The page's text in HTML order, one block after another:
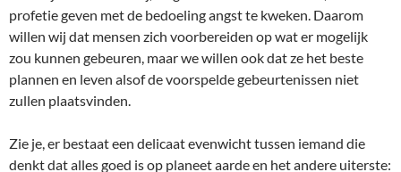
profetie geven met de bedoeling angst te kweken. Daarom
willen wij dat mensen zich voorbereiden op wat er mogelijk
zou kunnen gebeuren, maar we willen ook dat ze het beste
plannen en leven alsof de voorspelde gebeurtenissen niet
zullen plaatsvinden.
Zie je, er bestaat een delicaat evenwicht tussen iemand die
denkt dat alles goed is op planeet aarde en het andere uiterste: